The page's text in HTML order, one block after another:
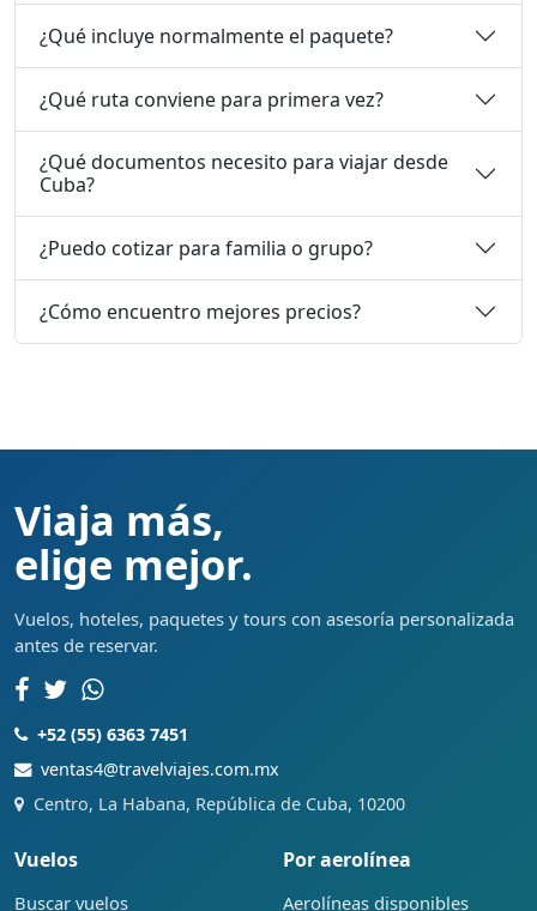
¿Qué incluye normalmente el paquete?
¿Qué ruta conviene para primera vez?
¿Qué documentos necesito para viajar desde
Cuba?
¿Puedo cotizar para familia o grupo?
¿Cómo encuentro mejores precios?
Viaja más,
elige mejor.
Vuelos, hoteles, paquetes y tours con asesoría personalizada
antes de reservar.
+52 (55) 6363 7451
ventas4@travelviajes.com.mx
Centro, La Habana, República de Cuba, 10200
Vuelos
Buscar vuelos
Por aerolínea
Aerolíneas disponibles